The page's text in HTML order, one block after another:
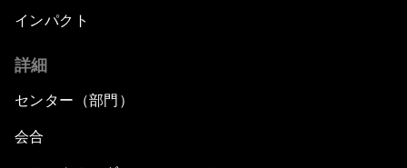
インパクト
詳細
センター（部門）
会合